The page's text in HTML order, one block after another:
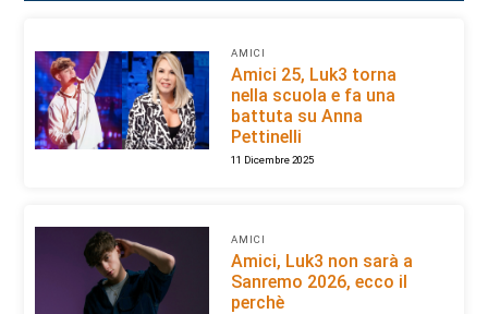
AMICI
Amici 25, Luk3 torna
nella scuola e fa una
battuta su Anna
Pettinelli
11 Dicembre 2025
AMICI
Amici, Luk3 non sarà a
Sanremo 2026, ecco il
perchè